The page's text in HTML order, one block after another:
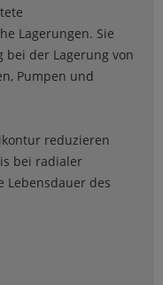
Lagerungen. Sie
der Lagerung von
Pumpen und
reduzieren
bei radialer
Lebensdauer des